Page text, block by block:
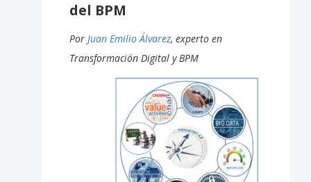
del BPM
Por Juan Emilio Álvarez, experto en
Transformación Digital y BPM